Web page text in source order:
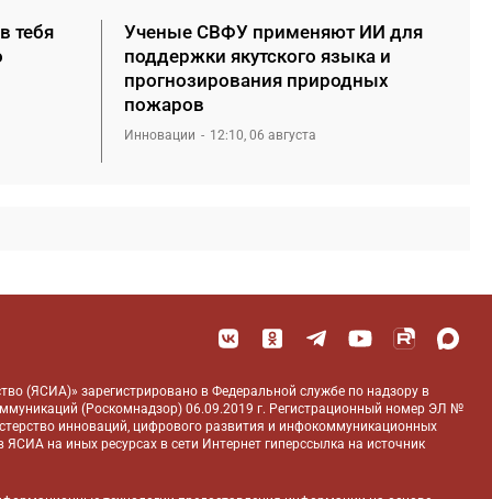
тебя
Ученые СВФУ применяют ИИ для
поддержки якутского языка и
прогнозирования природных
пожаров
Инновации 12:10, 06 августа
(ЯСИА)» зарегистрировано в Федеральной службе по надзору в
(Роскомнадзор) 06.09.2019 г. Регистрационный номер ЭЛ №
инноваций, цифрового развития и инфокоммуникационных
на иных ресурсах в сети Интернет гиперссылка на источник